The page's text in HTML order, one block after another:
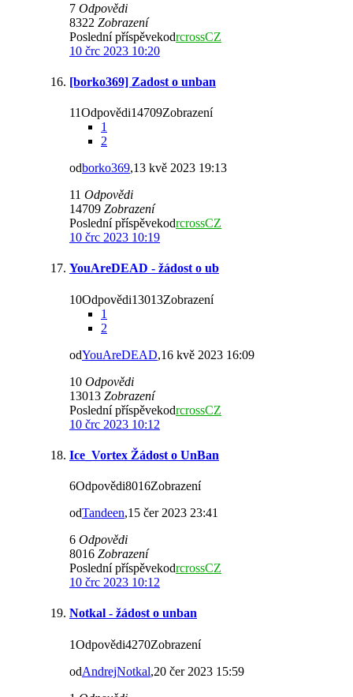
7 Odpovědi
8322 Zobrazení
Poslední příspěvekodrcrossCZ
10 črc 2023 10:20
[borko369] Zadost o unban
11Odpovědi14709Zobrazení
1
2
odborko369,13 kvě 2023 19:13
11 Odpovědi
14709 Zobrazení
Poslední příspěvekodrcrossCZ
10 črc 2023 10:19
YouAreDEAD - žádost o ub
10Odpovědi13013Zobrazení
1
2
odYouAreDEAD,16 kvě 2023 16:09
10 Odpovědi
13013 Zobrazení
Poslední příspěvekodrcrossCZ
10 črc 2023 10:12
Ice_Vortex Žádost o UnBan
6Odpovědi8016Zobrazení
odTandeen,15 čer 2023 23:41
6 Odpovědi
8016 Zobrazení
Poslední příspěvekodrcrossCZ
10 črc 2023 10:12
Notkal - žádost o unban
1Odpovědi4270Zobrazení
odAndrejNotkal,20 čer 2023 15:59